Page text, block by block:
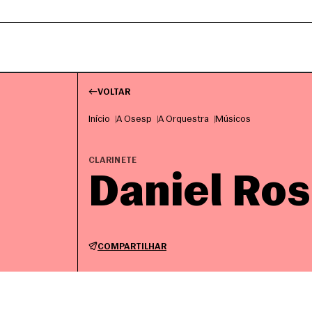
VOLTAR
Início A Osesp A Orquestra Músicos
CLARINETE
Daniel
COMPARTILHAR